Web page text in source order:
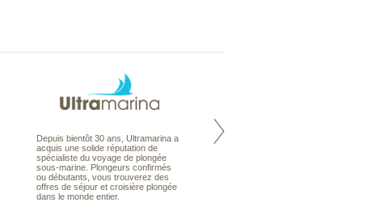
Depuis bientôt 30 ans, Ultramarina a
acquis une solide réputation de
spécialiste du voyage de plongée
sous-marine. Plongeurs confirmés
ou débutants, vous trouverez des
offres de séjour et croisière plongée
dans le monde entier.
Voyage kitesurf, windsurf ou stand-